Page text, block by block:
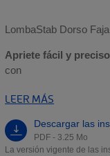
LombaStab Dorso
Apriete fácil y preciso
con
LEER MÁS
Descargar las
PDF - 3.25 Mo
La versión vigente de las